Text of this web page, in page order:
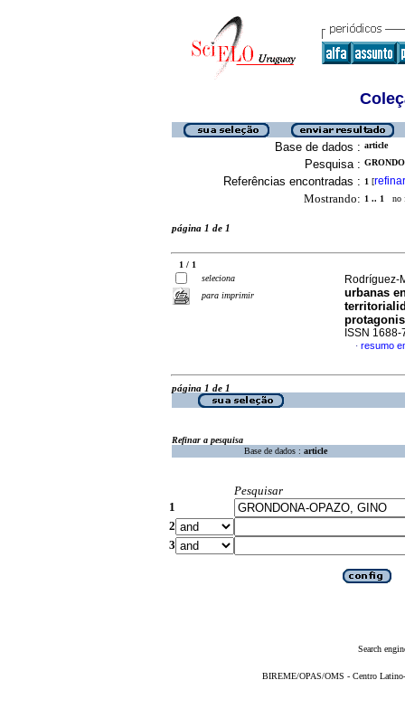
Base de dados : article
Pesquisa :
Referências encontradas : 1 [refinar
Mostrando: 1 .. 1 no
página 1 de 1
1 / 1
seleciona
para imprimir
Rodríguez-
urbanas
ISSN 1688-
· resumo
página 1 de 1
Refinar a pesquisa
Base de dados : article
Pesquisar
1
2
3
Search
BIREME/OPAS/OMS - Centro Latino-